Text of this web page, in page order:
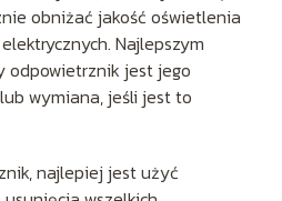
obniżać jakość oświetlenia
Najlepszym
odpowietrznik jest jego
wymiana, jeśli jest to
najlepiej jest użyć